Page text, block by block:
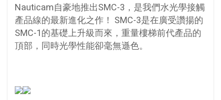
Nauticam自豪地推出SMC-3，是我們水光學接觸
產品線的最新進化之作！ SMC-3是在廣受讚揚的
SMC-1的基礎上升級而來，重量樓梯前代產品的
頂部，同時光學性能卻毫無遜色。